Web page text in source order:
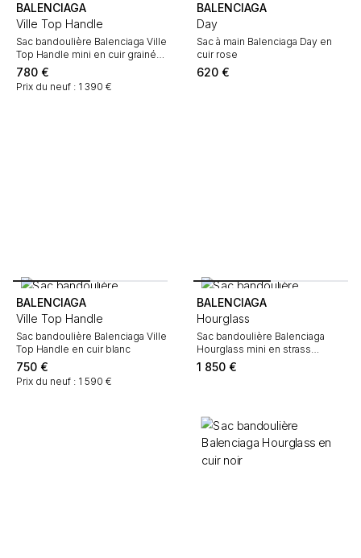
BALENCIAGA
Ville Top Handle
Sac bandoulière Balenciaga Ville
Top Handle mini en cuir grainé
rouge
780 €
Prix du neuf : 1 390 €
BALENCIAGA
Day
Sac à main Balenciaga Day en
cuir rose
620 €
BALENCIAGA
Ville Top Handle
Sac bandoulière Balenciaga Ville
Top Handle en cuir blanc
750 €
Prix du neuf : 1 590 €
BALENCIAGA
Hourglass
Sac bandoulière Balenciaga
Hourglass mini en strass
argentés
1 850 €